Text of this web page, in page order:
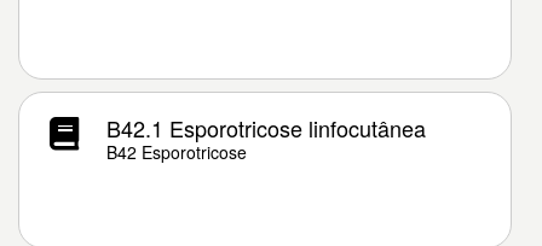
B42.1 Esporotricose linfocutânea
B42 Esporotricose